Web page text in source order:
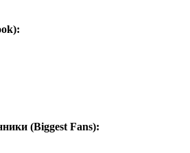
(Biggest Fans):